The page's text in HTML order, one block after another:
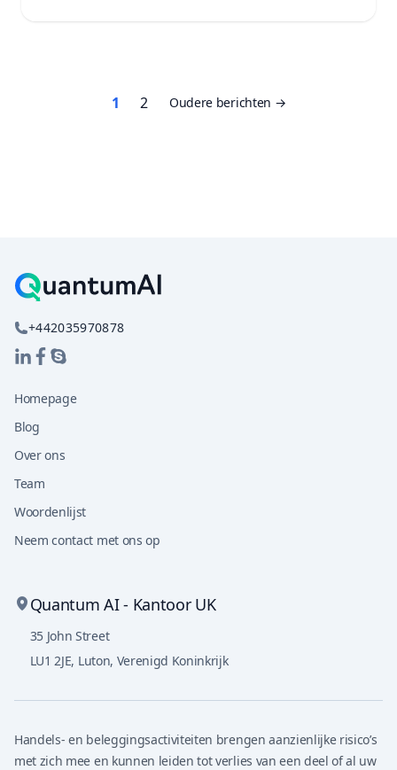
paginering
1 2 Oudere berichten
+442035970878
Homepage
Blog
Over ons
Team
Woordenlijst
Neem contact met ons op
Quantum AI - Kantoor UK
35 John Street
LU1 2JE, Luton, Verenigd Koninkrijk
Handels- en beleggingsactiviteiten brengen aanzienlijke risico’s
met zich mee en kunnen leiden tot verlies van een deel of al uw